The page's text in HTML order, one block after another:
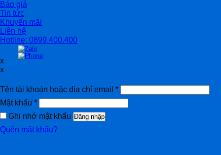
Báo giá
Tin tức
Khuyến mãi
Liên hệ
Hotline: 0899.400.400
x
x
Tên tài khoản hoặc địa chỉ email *
Mật khẩu *
Ghi nhớ mật khẩu Đăng nhập
Quên mật khẩu?